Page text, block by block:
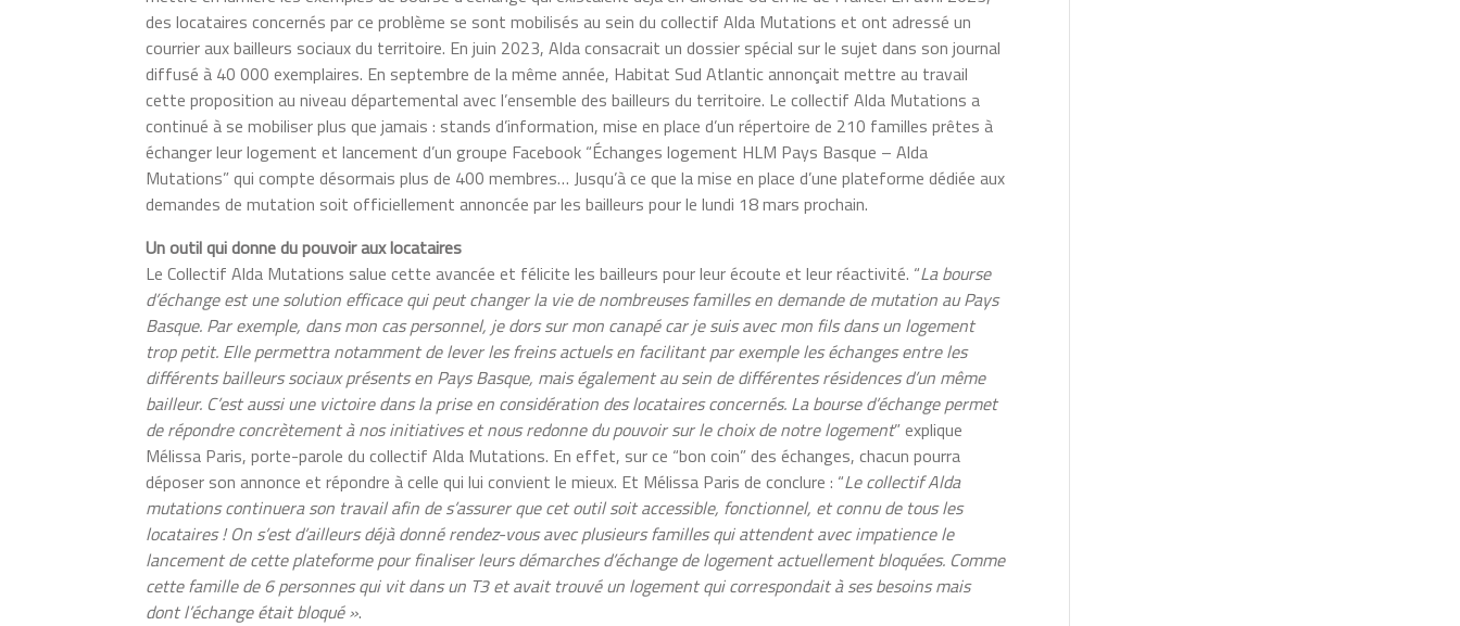
des locataires concernés par ce problème se sont mobilisés au sein du collectif Alda Mutations et ont adressé un
courrier aux bailleurs sociaux du territoire. En juin 2023, Alda consacrait un dossier spécial sur le sujet dans son journal
diffusé à 40 000 exemplaires. En septembre de la même année, Habitat Sud Atlantic annonçait mettre au travail
cette proposition au niveau départemental avec l’ensemble des bailleurs du territoire. Le collectif Alda Mutations a
continué à se mobiliser plus que jamais : stands d’information, mise en place d’un répertoire de 210 familles prêtes à
échanger leur logement et lancement d’un groupe Facebook “Échanges logement HLM Pays Basque – Alda
Mutations” qui compte désormais plus de 400 membres… Jusqu’à ce que la mise en place d’une plateforme dédiée aux
demandes de mutation soit officiellement annoncée par les bailleurs pour le lundi 18 mars prochain.
Un outil qui donne du pouvoir aux locataires
Le Collectif Alda Mutations salue cette avancée et félicite les bailleurs pour leur écoute et leur réactivité. “La bourse
d’échange est une solution efficace qui peut changer la vie de nombreuses familles en demande de mutation au Pays
Basque. Par exemple, dans mon cas personnel, je dors sur mon canapé car je suis avec mon fils dans un logement
trop petit. Elle permettra notamment de lever les freins actuels en facilitant par exemple les échanges entre les
différents bailleurs sociaux présents en Pays Basque, mais également au sein de différentes résidences d’un même
bailleur. C’est aussi une victoire dans la prise en considération des locataires concernés. La bourse d’échange permet
de répondre concrètement à nos initiatives et nous redonne du pouvoir sur le choix de notre logement” explique
Mélissa Paris, porte-parole du collectif Alda Mutations. En effet, sur ce “bon coin” des échanges, chacun pourra
déposer son annonce et répondre à celle qui lui convient le mieux. Et Mélissa Paris de conclure : “Le collectif Alda
mutations continuera son travail afin de s’assurer que cet outil soit accessible, fonctionnel, et connu de tous les
locataires ! On s’est d’ailleurs déjà donné rendez-vous avec plusieurs familles qui attendent avec impatience le
lancement de cette plateforme pour finaliser leurs démarches d’échange de logement actuellement bloquées. Comme
cette famille de 6 personnes qui vit dans un T3 et avait trouvé un logement qui correspondait à ses besoins mais
dont l’échange était bloqué ».